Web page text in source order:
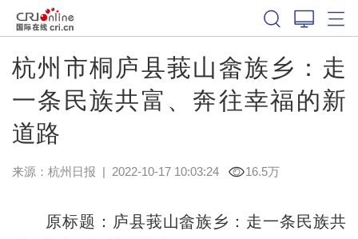
杭州市桐庐县莪山畲族乡：走
一条民族共富、奔往幸福的新
道路
来源： 杭州日报 | 2022-10-17 10:03:24 16.5万
原标题：庐县莪山畲族乡：走一条民族共